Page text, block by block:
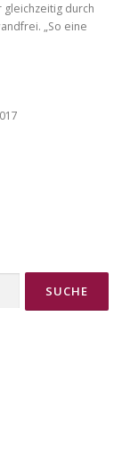
gleichzeitig durch
„So eine